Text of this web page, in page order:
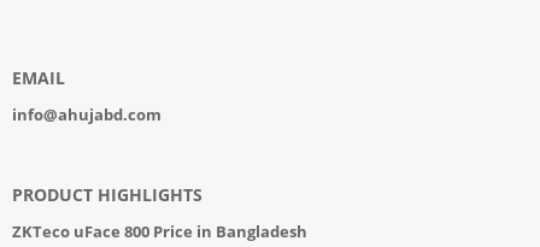
EMAIL
info@ahujabd.com
PRODUCT HIGHLIGHTS
ZKTeco uFace 800 Price in Bangladesh